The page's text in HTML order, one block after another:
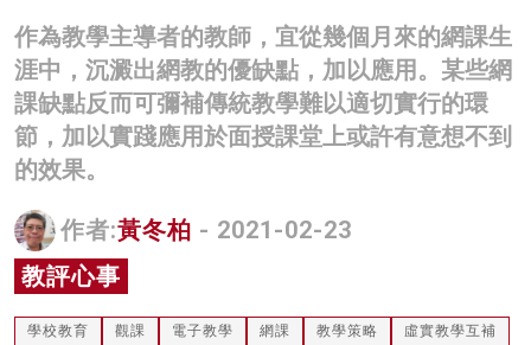
商業
科技
影片
名家榜
灼見活動
作為教學主導者的教師，宜從幾個月來的網課生
涯中，沉澱出網教的優缺點，加以應用。某些網
課缺點反而可彌補傳統教學難以適切實行的環
節，加以實踐應用於面授課堂上或許有意想不到
的效果。
作者:黃冬柏 - 2021-02-23
教評心事
學校教育 觀課 電子教學 網課 教學策略 虛實教學互補